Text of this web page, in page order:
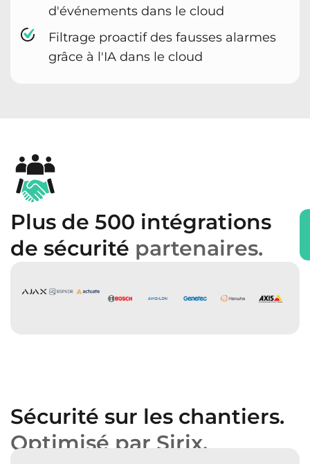
d'événements dans le cloud
Filtrage proactif des fausses alarmes
grâce à l'IA dans le cloud
Plus de 500 intégrations
de sécurité partenaires.
Sécurité sur les chantiers.
Optimisé par Sirix.